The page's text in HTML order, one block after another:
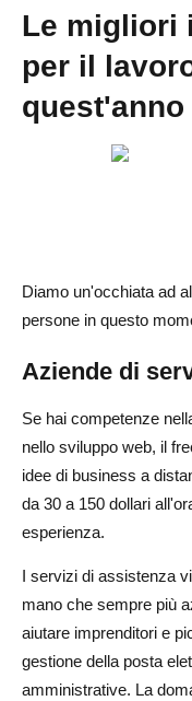
Le migliori
per il
quest'anno
Diamo un'occhiata ad
persone in questo
Aziende di
Se hai competenze
nello sviluppo web, il
idee di business a
da 30 a 150 dollari
esperienza.
I servizi di assistenza
mano che sempre più
aiutare imprenditori e
gestione della posta
amministrative. La